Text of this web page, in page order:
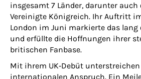
insgesamt 7 Länder, darunter auch
Vereinigte Königreich. Ihr Auftritt
London im Juni markierte das lang
und erfüllte die Hoffnungen ihrer
britischen Fanbase.
Mit ihrem UK‑Debüt unterstreichen
internationalen Anspruch. Ein